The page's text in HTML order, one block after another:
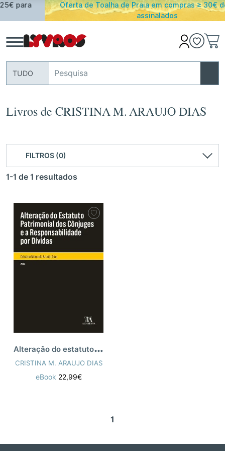
Oferta de Toalha de Praia em compras ≥ 30€ de artigos
assinalados
TUDO
Livros de CRISTINA M. ARAUJO DIAS
FILTROS (0)
1-1 de 1 resultados
A
lteração do estatuto patrimonial dos cô
CRISTINA M. ARAUJO DIAS
eBook 22,99€
1